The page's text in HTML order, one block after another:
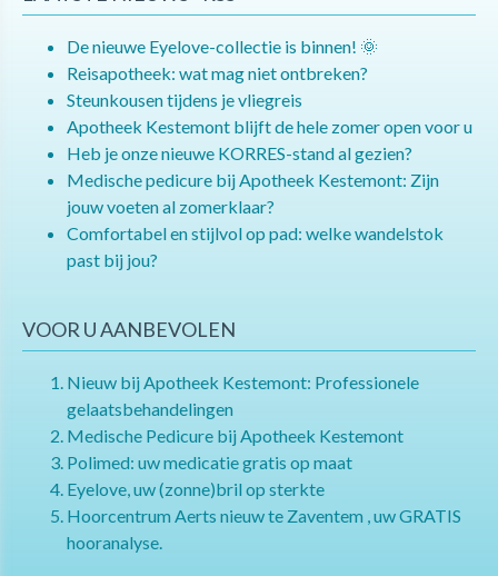
De nieuwe Eyelove-collectie is binnen! 🌞
Reisapotheek: wat mag niet ontbreken?
Steunkousen tijdens je vliegreis
Apotheek Kestemont blijft de hele zomer open voor u
Heb je onze nieuwe KORRES-stand al gezien?
Medische pedicure bij Apotheek Kestemont: Zijn
jouw voeten al zomerklaar?
Comfortabel en stijlvol op pad: welke wandelstok
past bij jou?
VOOR U AANBEVOLEN
Nieuw bij Apotheek Kestemont: Professionele
gelaatsbehandelingen
Medische Pedicure bij Apotheek Kestemont
Polimed: uw medicatie gratis op maat
Eyelove, uw (zonne)bril op sterkte
Hoorcentrum Aerts nieuw te Zaventem , uw GRATIS
hooranalyse.